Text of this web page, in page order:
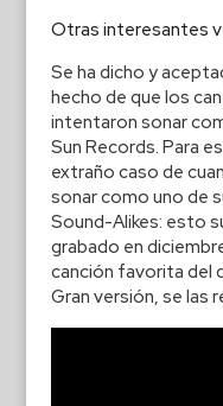
Otras interesantes
Se ha dicho y
hecho de que los
intentaron sonar
Sun Records. Para
extraño caso de
sonar como uno de
Sound-Alikes: esto
grabado en
canción favorita del
Gran versión, se las